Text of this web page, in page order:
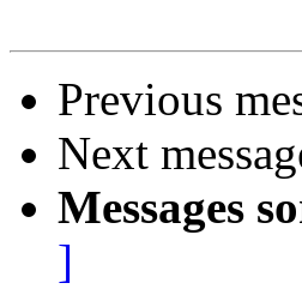
Previous
Next
Messages
]